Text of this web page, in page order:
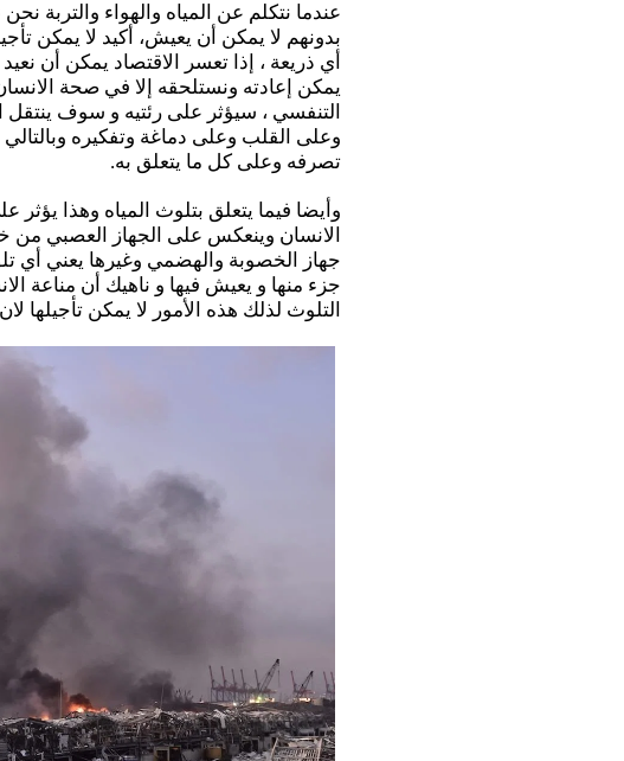
عندما نتكلم عن المياه والهواء والتربة
بدونهم لا يمكن أن يعيش، أكيد لا يمكن
أي ذريعة ، إذا تعسر الاقتصاد يمكن أن
يمكن إعادته ونستلحقه إلا في صحة
التنفسي ، سيؤثر على رئتيه و سوف
وعلى القلب وعلى دماغة وتفكيره
تصرفه وعلى كل ما يتعلق به.
وأيضا فيما يتعلق بتلوث المياه وهذا
الانسان وينعكس على الجهاز العصبي من
جهاز الخصوبة والهضمي وغيرها يعني أي
جزء منها و يعيش فيها و ناهيك أن مناعة
التلوث لذلك هذه الأمور لا يمكن تأجيلها